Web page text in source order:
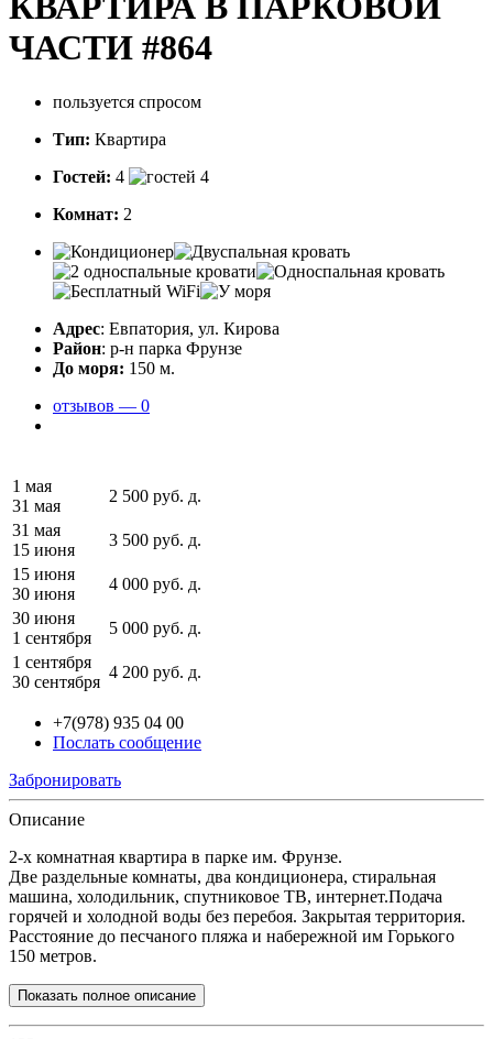
ЧАСТИ #864
пользуется спросом
Тип: Квартира
Гостей: 4
Комнат: 2
Адрес: Евпатория, ул. Кирова
Район: р-н парка Фрунзе
До моря: 150 м.
отзывов — 0
1 мая
31 мая
2 500 руб. д.
31 мая
15 июня
3 500 руб. д.
15 июня
30 июня
4 000 руб. д.
30 июня
1 сентября
5 000 руб. д.
1 сентября
30 сентября
4 200 руб. д.
+7(978) 935 04 00
Послать сообщение
Забронировать
Описание
2-х комнатная квартира в парке им. Фрунзе.
Две раздельные комнаты, два кондиционера, стиральная
машина, холодильник, спутниковое ТВ, интернет.Подача
горячей и холодной воды без перебоя. Закрытая территория.
Расстояние до песчаного пляжа и набережной им Горького
150 метров.
Показать полное описание